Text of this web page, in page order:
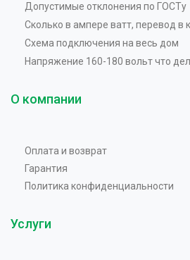
Допустимые отклонения по ГОСТу
Сколько в ампере ватт, перевод в
Схема подключения на весь дом
Напряжение 160-180 вольт что
О компании
Оплата и возврат
Гарантия
Политика конфиденциальности
Услуги